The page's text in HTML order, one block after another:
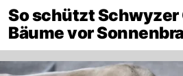
So schützt Schwyzer
Bäume vor